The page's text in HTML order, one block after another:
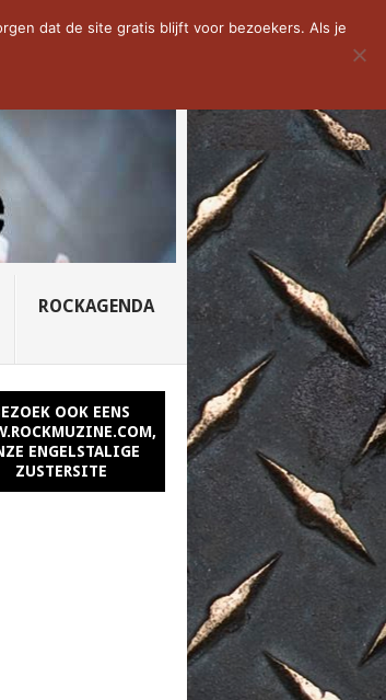
SLEEPING...
ROCKAGENDA
OOK EENS
ENGELSTALIGE
ZUSTERSITE
dat de site gratis blijft voor bezoekers. Als je